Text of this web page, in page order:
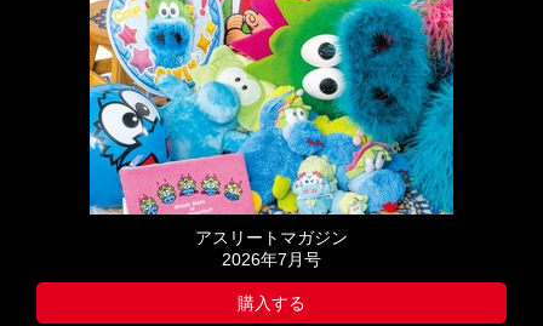
アスリートマガジン
2026年7月号
購入する